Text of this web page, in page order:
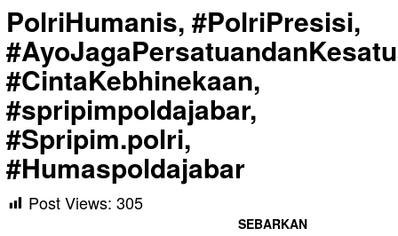
PolriHumanis, #PolriPresisi,
#CintaKebhinekaan,
#spripimpoldajabar,
#Spripim.polri,
#Humaspoldajabar
Post Views: 305
SEBARKAN